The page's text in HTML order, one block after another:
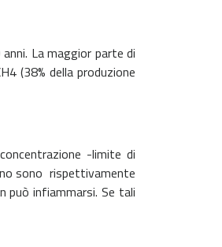
La maggior parte di
(38% della produzione
-limite di
sono rispettivamente
può infiammarsi. Se tali